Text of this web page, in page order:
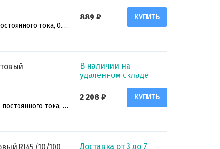
5 В постоянного тока, 0.6 А
889 ₽ КУПИТЬ
9 В постоянного тока, 0.8 А (в комплекте)
В наличии на
удаленном складе
2 208 ₽ КУПИТЬ
RJ45 (10/100
Доставка от 3 до 7